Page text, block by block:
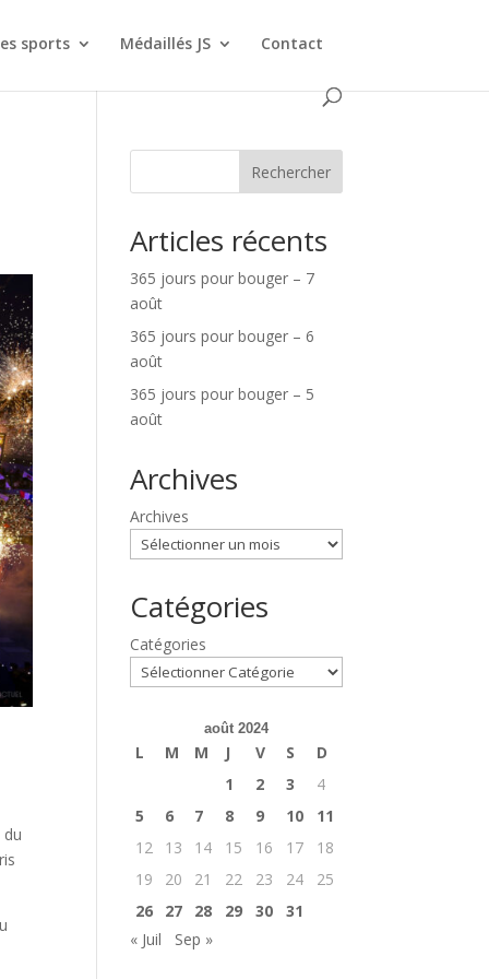
sports Médaillés JS Contact
Rechercher
Articles récents
365 jours pour bouger – 7
août
365 jours pour bouger – 6
août
365 jours pour bouger – 5
août
Archives
Archives
Catégories
Catégories
août 2024
L M M J V S
D
1
2 3
4
5
6 7 8 9 10
11
12
13 14 15 16 17
18
19
20 21 22 23 24
25
26
27 28 29 30
31
« Juil
Sep »